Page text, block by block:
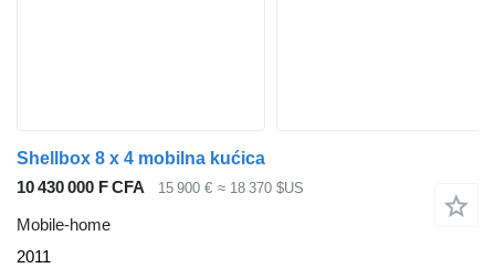
Shellbox 8 x 4 mobilna kućica
10 430 000 F CFA
15 900 € ≈ 18 370 $US
Mobile-home
2011